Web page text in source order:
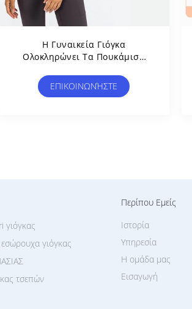
Η Γυναικεία Γιόγκα
Ολοκληρώνει Τα Πουκάμισα
Μακριών Γυναικών Μανικιών
Με Το Στηθόδεσμο
ΕΠΙΚΟΙΝΩΝΉΣΤΕ
τσεπών
γιόγκας
γιόγκας
Περίπου Εμείς
Εισαγωγή
Ιστορία
Υπηρεσία
Η ομάδα μας